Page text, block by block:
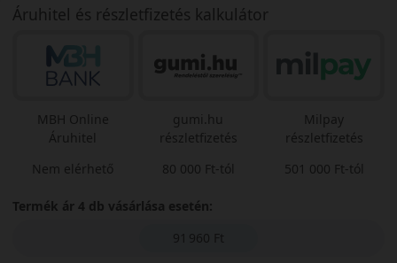
Áruhitel és részletfizetés kalkulátor
MBH Online
Áruhitel
Nem elérhető
gumi.hu
részletfizetés
80 000 Ft-tól
Milpay
részletfizetés
501 000 Ft-tól
Termék ár 4 db vásárlása esetén:
91 960 Ft